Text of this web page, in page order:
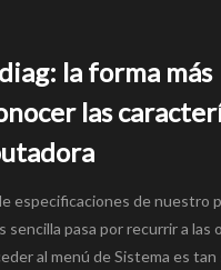
la forma más
las
especificaciones de nuestro
sencilla pasa por recurrir a las
al menú de Sistema es tan